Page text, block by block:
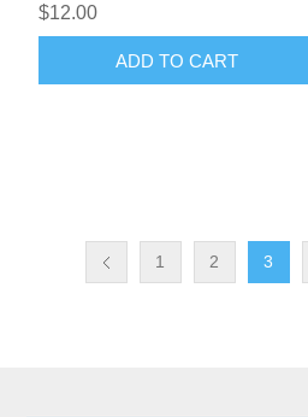
$12.00
ADD TO CART
1 2 3